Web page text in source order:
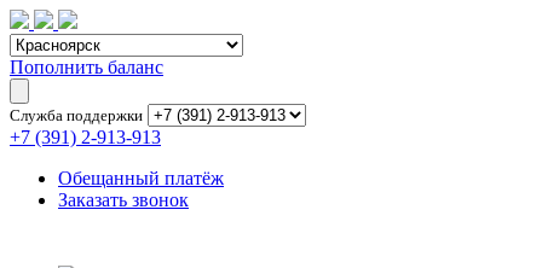
Пополнить баланс
Служба поддержки
+7 (391) 2-913-913
Обещанный платёж
Заказать звонок